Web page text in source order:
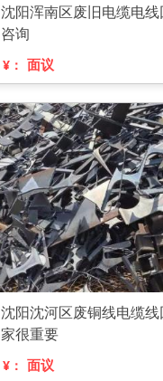
沈阳浑南区废旧电缆电
咨询
¥： 面议
沈阳沈河区废铜线电缆
家很重要
¥： 面议